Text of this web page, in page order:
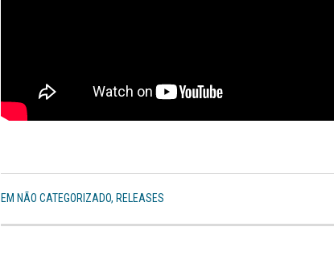
EM NÃO CATEGORIZADO, RELEASES